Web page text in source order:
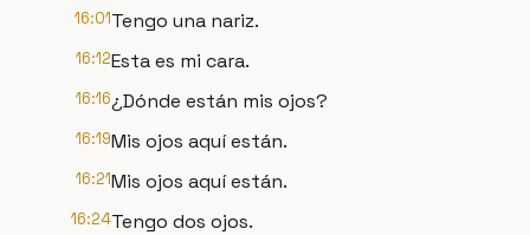
16:01Tengo una nariz.
16:12Esta es mi cara.
16:16¿Dónde están mis ojos?
16:19Mis ojos aquí están.
16:21Mis ojos aquí están.
16:24Tengo dos ojos.